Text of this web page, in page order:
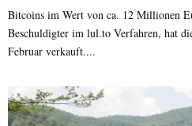
Bitcoins im Wert von ca. 12 Millionen
Beschuldigter im lul.to Verfahren, hat
Februar verkauft....